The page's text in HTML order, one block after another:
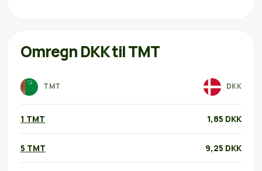
Omregn DKK til TMT
TMT DKK
1 TMT 1,85 DKK
5 TMT 9,25 DKK